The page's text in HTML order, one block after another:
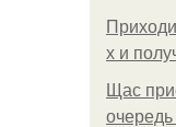
х и
Щас